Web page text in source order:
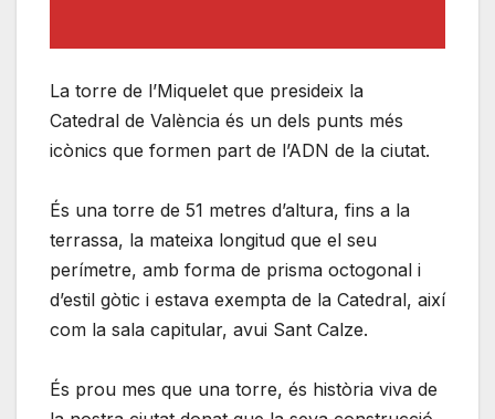
La torre de l’Miquelet que presideix la
Catedral de València és un dels punts més
icònics que formen part de l’ADN de la ciutat.
És una torre de 51 metres d’altura, fins a la
terrassa, la mateixa longitud que el seu
perímetre, amb forma de prisma octogonal i
d’estil gòtic i estava exempta de la Catedral, així
com la sala capitular, avui Sant Calze.
És prou mes que una torre, és història viva de